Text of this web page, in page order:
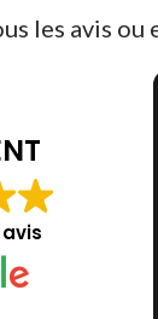
les avis ou